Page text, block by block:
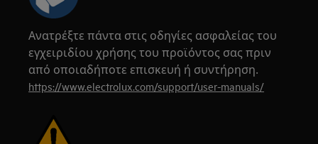
Ανατρέξτε πάντα στις οδηγίες ασφαλείας του
εγχειριδίου χρήσης του προϊόντος σας πριν
από οποιαδήποτε επισκευή ή συντήρηση.
https://www.electrolux.com/support/user-manuals/